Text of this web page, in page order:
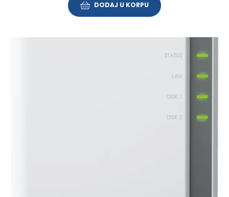
DODAJ U KORPU